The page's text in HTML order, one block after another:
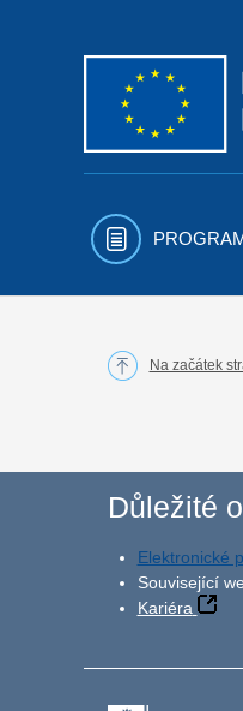
Na začátek
Důležité
Elektronické
Související
Kariéra